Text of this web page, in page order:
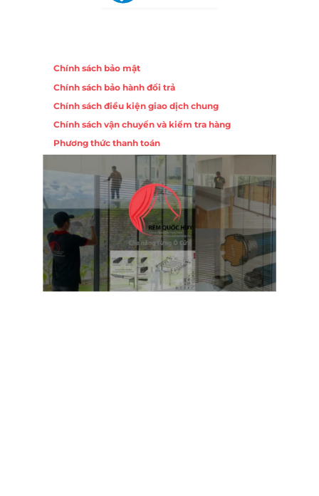
Chính sách bảo mật
Chính sách bảo hành đổi trả
Chính sách điều kiện giao dịch chung
Chính sách vận chuyển và kiểm tra hàng
Phương thức thanh toán